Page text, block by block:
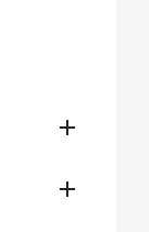

